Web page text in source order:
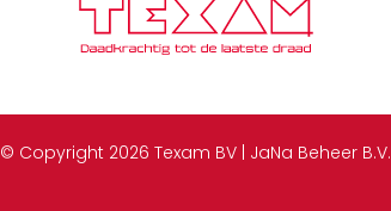
© Copyright 2026 Texam BV | JaNa Beheer B.V.